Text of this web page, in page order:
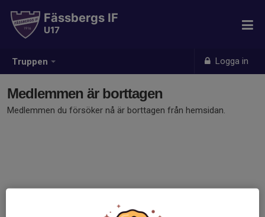
Truppen Logga in
Fässbergs IF
U17
Medlemmen är borttagen
Medlemmen du försöker nå är borttagen från hemsidan.